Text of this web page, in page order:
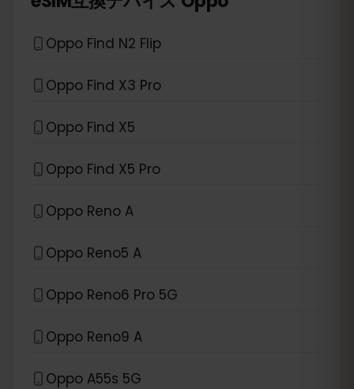
Oppo Find N2 Flip
Oppo Find X3 Pro
Oppo Find X5
Oppo Find X5 Pro
Oppo Reno A
Oppo Reno5 A
Oppo Reno6 Pro 5G
Oppo Reno9 A
Oppo A55s 5G